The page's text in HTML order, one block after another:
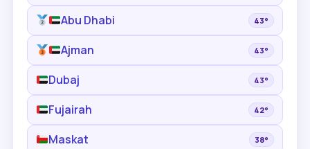
Abu Dhabi 43°
Ajman 43°
Dubaj 43°
Fujairah 42°
Maskat 38°